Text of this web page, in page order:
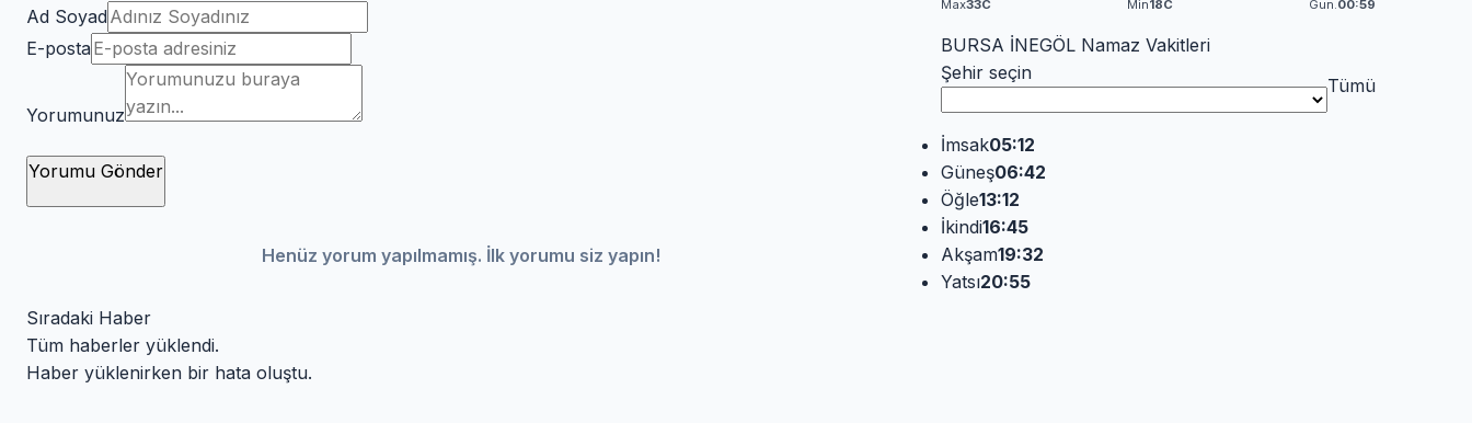
Ad Soyad
E-posta
Yorumunuz
Yorumu Gönder
Henüz yorum yapılmamış. İlk yorumu siz yapın!
Sıradaki Haber
Tüm haberler yüklendi.
Haber yüklenirken bir hata oluştu.
Max33C Min18C Gun.00:59
BURSA İNEGÖL Namaz Vakitleri
Şehir seçin
Tümü
İmsak05:12
Güneş06:42
Öğle13:12
İkindi16:45
Akşam19:32
Yatsı20:55